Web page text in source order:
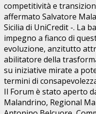
competitività e
affermato Salvatore
Sicilia di UniCredit -. La
impegno a fianco di
evoluzione, anzitutto
abilitatore della
su iniziative mirate a
termini di
Il Forum è stato aperto
Malandrino, Regional